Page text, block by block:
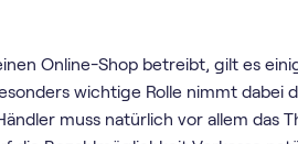
Online-Shop betreibt, gilt es
wichtige Rolle nimmt dabei
muss natürlich vor allem das